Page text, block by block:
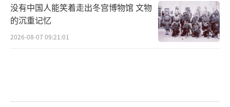
没有中国人能笑着走出冬宫博物馆 文物
的沉重记忆
2026-08-07 09:21:01